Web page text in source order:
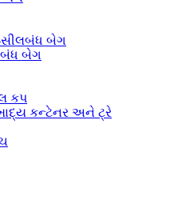
સીલબંધ બેગ
બેગ
કપ
ખાદ્ય કન્ટેનર અને ટ્રે